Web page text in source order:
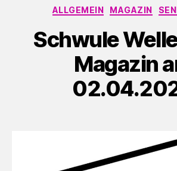
ALLGEMEIN MAGAZIN
Schwule
Magazin